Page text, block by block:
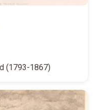
(1793-1867)